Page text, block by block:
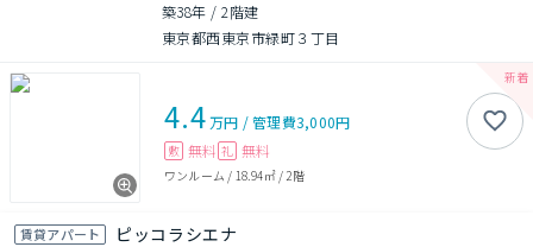
築38年 /2階建
東京都西東京市緑町３丁目
4.4万円 /管理費3,000円
敷 無料 礼 無料
ワンルーム / 18.94㎡/ 2階
賃貸アパート ピッコラシエナ